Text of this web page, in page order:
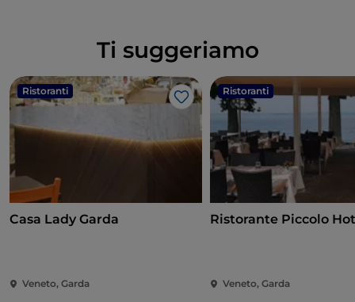
Ti suggeriamo
Ristoranti
Like
Casa Lady Garda
Veneto, Garda
Ristoranti
Ristorante Piccolo
Veneto, Garda